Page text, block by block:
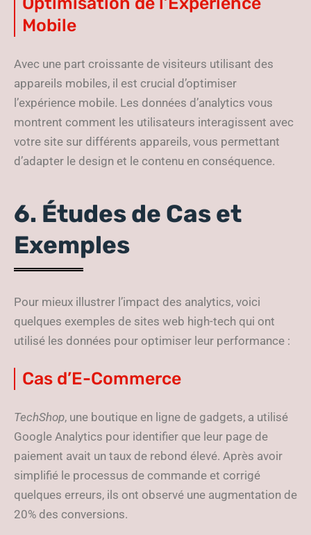
Mobile
Avec une part croissante de visiteurs utilisant des
appareils mobiles, il est crucial d’optimiser
l’expérience mobile. Les données d’analytics vous
montrent comment les utilisateurs interagissent avec
votre site sur différents appareils, vous permettant
d’adapter le design et le contenu en conséquence.
6. Études de Cas et
Exemples
Pour mieux illustrer l’impact des analytics, voici
quelques exemples de sites web high-tech qui ont
utilisé les données pour optimiser leur performance :
Cas d’E-Commerce
TechShop, une boutique en ligne de gadgets, a utilisé
Google Analytics pour identifier que leur page de
paiement avait un taux de rebond élevé. Après avoir
simplifié le processus de commande et corrigé
quelques erreurs, ils ont observé une augmentation de
20% des conversions.